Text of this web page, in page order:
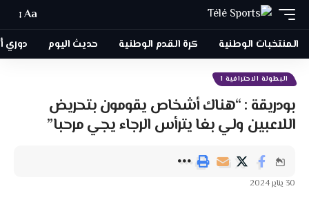
Aa
المنتخبات الوطنية كرة القدم الوطنية حديث اليوم دوري
البطولة الاحترافية 1
بودريقة : “هناك أشخاص يقومون بتحريض
اللاعبين ولي بغا يترأس الرجاء يجي مرحبا”